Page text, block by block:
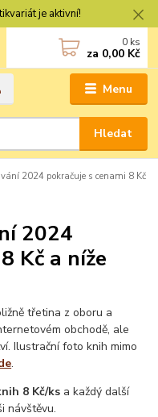
je aktivní!
Menu
Hledat
0 ks
za 0,00 Kč
2024 pokračuje s cenami 8 Kč
2024
Kč a níže
třetina z oboru a
obchodě, ale
Ilustrační foto knih mimo
.
8 Kč/ks a každý další
návštěvu.